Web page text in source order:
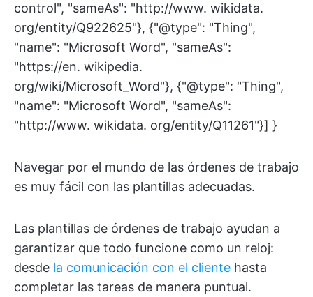
control", "sameAs": "http://www. wikidata.
org/entity/Q922625"}, {"@type": "Thing",
"name": "Microsoft Word", "sameAs":
"https://en. wikipedia.
org/wiki/Microsoft_Word"}, {"@type": "Thing",
"name": "Microsoft Word", "sameAs":
"http://www. wikidata. org/entity/Q11261"}] }
Navegar por el mundo de las órdenes de trabajo
es muy fácil con las plantillas adecuadas.
Las plantillas de órdenes de trabajo ayudan a
garantizar que todo funcione como un reloj:
desde la comunicación con el cliente hasta
completar las tareas de manera puntual.